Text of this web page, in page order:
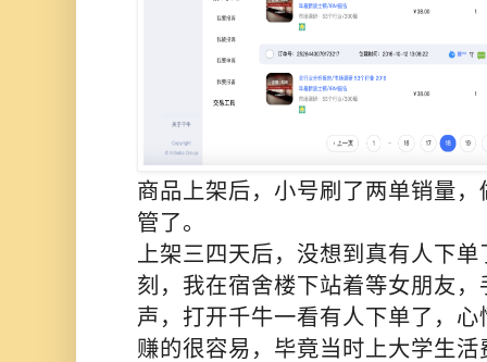
商品上架后，小号刷了两单销量
管了。
上架三四天后，没想到真有人下
刻，我在宿舍楼下站着等女朋友
声，打开千牛一看有人下单了，
赚的很容易，毕竟当时上大学生